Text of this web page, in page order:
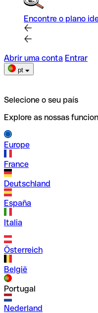
Encontre o plano
Abrir uma conta Entrar
pt
Selecione o seu país
Explore as nossas
Europe
France
Deutschland
España
Italia
Österreich
België
Portugal
Nederland